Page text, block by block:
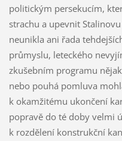
politickým persekucím,
strachu a upevnit
neunikla ani řada
průmyslu, leteckého
zkušebním programu
nebo pouhá pomluva
k okamžitému ukončení
popravě do té doby velmi
k rozdělení konstrukční